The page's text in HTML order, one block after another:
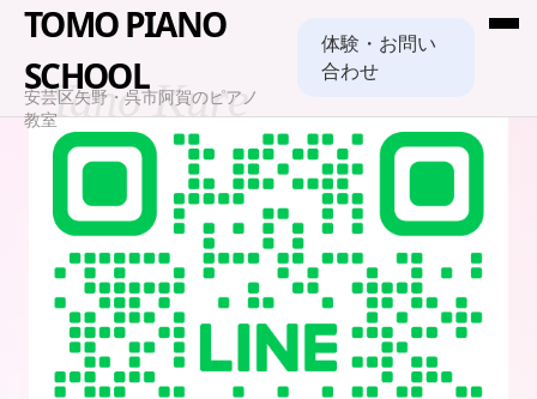
TOMO PIANO
SCHOOL
安芸区矢野・呉市阿賀のピアノ
教室Yano Kure
体験・お問い
合わせ